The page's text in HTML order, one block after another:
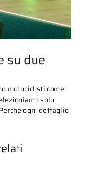
su due
motociclisti come
solo
ogni dettaglio